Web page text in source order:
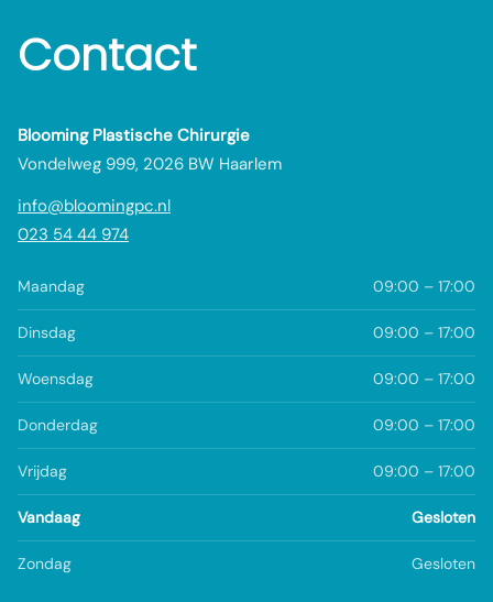
Contact
Blooming Plastische Chirurgie
Vondelweg 999, 2026 BW Haarlem
info@bloomingpc.nl
023 54 44 974
Maandag 09:00 – 17:00
Dinsdag 09:00 – 17:00
Woensdag 09:00 – 17:00
Donderdag 09:00 – 17:00
Vrijdag 09:00 – 17:00
Vandaag Gesloten
Zondag Gesloten